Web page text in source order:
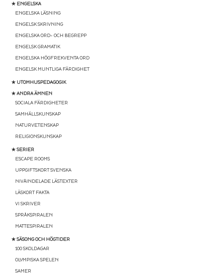
★ ENGELSKA
ENGELSKA LÄSNING
ENGELSK SKRIVNING
ENGELSKA ORD- OCH BEGREPP
ENGELSK GRAMATIK
ENGELSKA HÖGFREKVENTA ORD
ENGELSK MUNTLIGA FÄRDIGHET
★ UTOMHUSPEDAGOGIK
★ ANDRA ÄMNEN
SOCIALA FÄRDIGHETER
SAMHÄLLSKUNSKAP
NATURVETENSKAP
RELIGIONSKUNSKAP
★ SERIER
ESCAPE ROOMS
UPPGIFTSKORT SVENSKA
NIVÅINDELADE LÄSTEXTER
LÄSKORT FAKTA
VI SKRIVER
SPRÅKSPIRALEN
MATTESPIRALEN
★ SÄSONG OCH HÖGTIDER
100 SKOLDAGAR
OLYMPISKA SPELEN
SAMER